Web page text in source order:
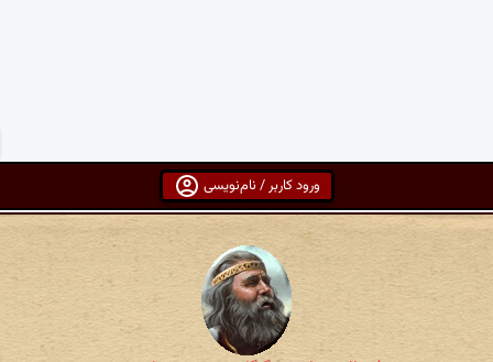
ورود کاربر / نام‌نویسی